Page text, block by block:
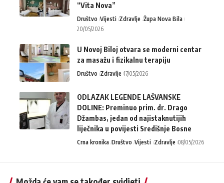
“Vita Nova”
Društvo Vijesti Zdravlje Župa Nova Bila
20/05/2026
U Novoj Biloj otvara se moderni centar
za masažu i fizikalnu terapiju
Društvo Zdravlje 17/05/2026
ODLAZAK LEGENDE LAŠVANSKE
DOLINE: Preminuo prim. dr. Drago
Džambas, jedan od najistaknutijih
liječnika u povijesti Središnje Bosne
Crna kronika Društvo Vijesti Zdravlje 08/05/2026